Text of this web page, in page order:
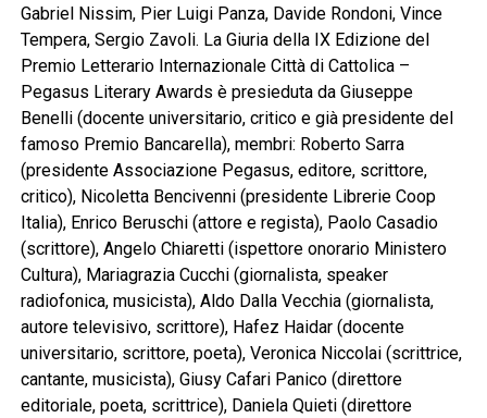
Gabriel Nissim, Pier Luigi Panza, Davide Rondoni, Vince
Tempera, Sergio Zavoli. La Giuria della IX Edizione del
Premio Letterario Internazionale Città di Cattolica –
Pegasus Literary Awards è presieduta da Giuseppe
Benelli (docente universitario, critico e già presidente del
famoso Premio Bancarella), membri: Roberto Sarra
(presidente Associazione Pegasus, editore, scrittore,
critico), Nicoletta Bencivenni (presidente Librerie Coop
Italia), Enrico Beruschi (attore e regista), Paolo Casadio
(scrittore), Angelo Chiaretti (ispettore onorario Ministero
Cultura), Mariagrazia Cucchi (giornalista, speaker
radiofonica, musicista), Aldo Dalla Vecchia (giornalista,
autore televisivo, scrittore), Hafez Haidar (docente
universitario, scrittore, poeta), Veronica Niccolai (scrittrice,
cantante, musicista), Giusy Cafari Panico (direttore
editoriale, poeta, scrittrice), Daniela Quieti (direttore